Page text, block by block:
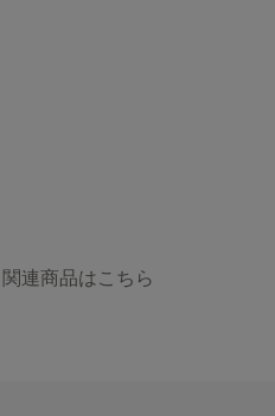
関連商品はこちら